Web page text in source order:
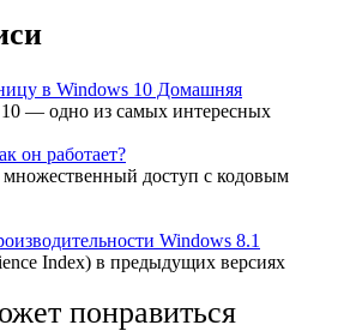
в Windows 10 Домашняя
— одно из самых интересных
он работает?
множественный доступ с кодовым
Windows 8.1
Index) в предыдущих версиях
понравиться